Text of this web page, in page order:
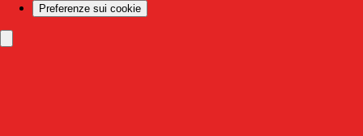
Preferenze sui cookie